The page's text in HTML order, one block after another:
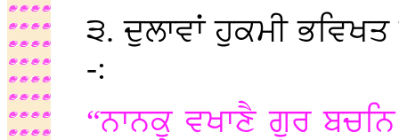
੩. ਦੁਲਾਵਾਂ ਹੁਕਮੀ
-:
“ਨਾਨਕੁ ਵਖਾਣੈ ਗੁਰ